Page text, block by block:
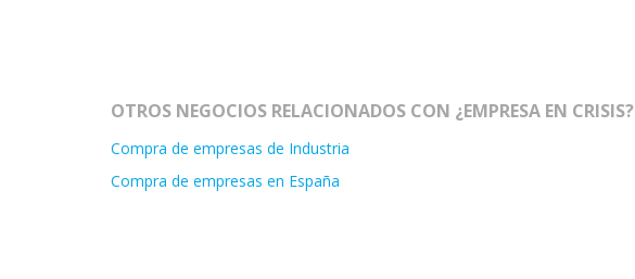
OTROS NEGOCIOS RELACIONADOS CON ¿EMPRESA EN CRISIS?
Compra de empresas de Industria
Compra de empresas en España